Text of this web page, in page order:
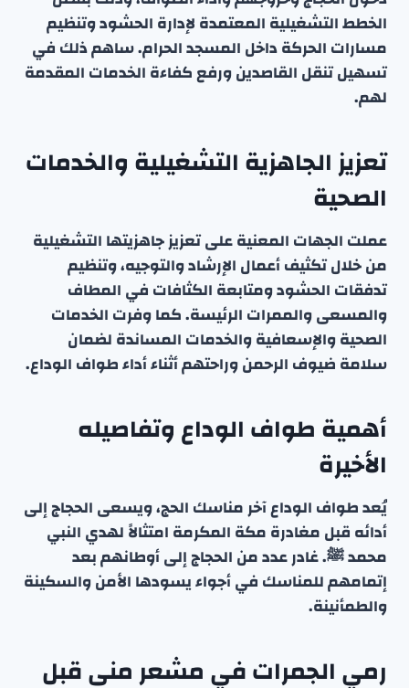
الخطط التشغيلية المعتمدة لإدارة الحشود وتنظيم
مسارات الحركة داخل المسجد الحرام. ساهم ذلك في
تسهيل تنقل القاصدين ورفع كفاءة الخدمات المقدمة
لهم.
تعزيز الجاهزية التشغيلية والخدمات
الصحية
عملت الجهات المعنية على تعزيز جاهزيتها التشغيلية
من خلال تكثيف أعمال الإرشاد والتوجيه، وتنظيم
تدفقات الحشود ومتابعة الكثافات في المطاف
والمسعى والممرات الرئيسة. كما وفرت الخدمات
الصحية والإسعافية والخدمات المساندة لضمان
سلامة ضيوف الرحمن وراحتهم أثناء أداء طواف الوداع.
أهمية طواف الوداع وتفاصيله
الأخيرة
يُعد طواف الوداع آخر مناسك الحج، ويسعى الحجاج إلى
أدائه قبل مغادرة مكة المكرمة امتثالاً لهدي النبي
محمد ﷺ. غادر عدد من الحجاج إلى أوطانهم بعد
إتمامهم للمناسك في أجواء يسودها الأمن والسكينة
والطمأنينة.
رمي الجمرات في مشعر منى قبل